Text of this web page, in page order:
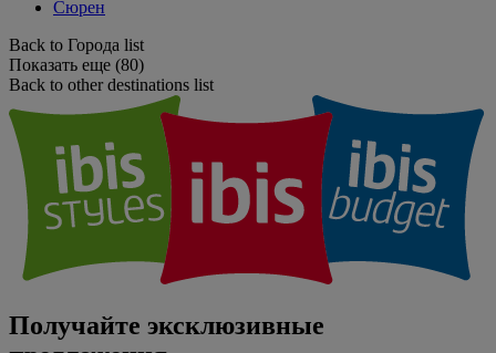
Сюрен
Back to Города list
Показать еще (80)
Back to other destinations list
Получайте эксклюзивные